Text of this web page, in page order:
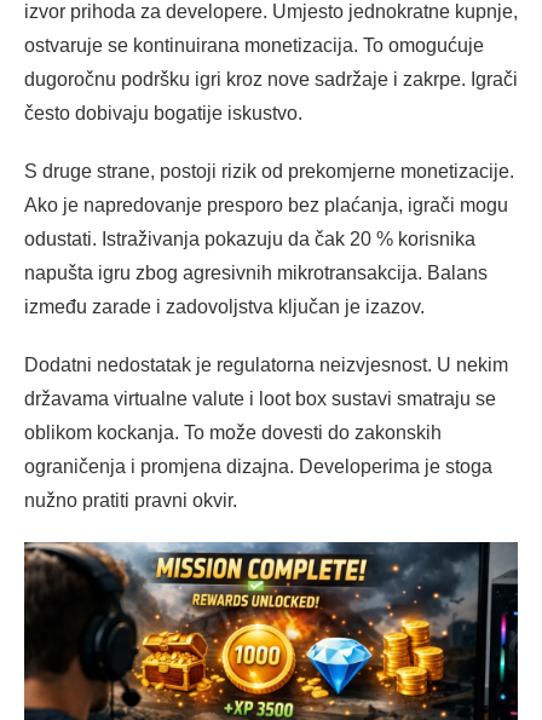
izvor prihoda za developere. Umjesto jednokratne kupnje,
ostvaruje se kontinuirana monetizacija. To omogućuje
dugoročnu podršku igri kroz nove sadržaje i zakrpe. Igrači
često dobivaju bogatije iskustvo.
S druge strane, postoji rizik od prekomjerne monetizacije.
Ako je napredovanje presporo bez plaćanja, igrači mogu
odustati. Istraživanja pokazuju da čak 20 % korisnika
napušta igru zbog agresivnih mikrotransakcija. Balans
između zarade i zadovoljstva ključan je izazov.
Dodatni nedostatak je regulatorna neizvjesnost. U nekim
državama virtualne valute i loot box sustavi smatraju se
oblikom kockanja. To može dovesti do zakonskih
ograničenja i promjena dizajna. Developerima je stoga
nužno pratiti pravni okvir.